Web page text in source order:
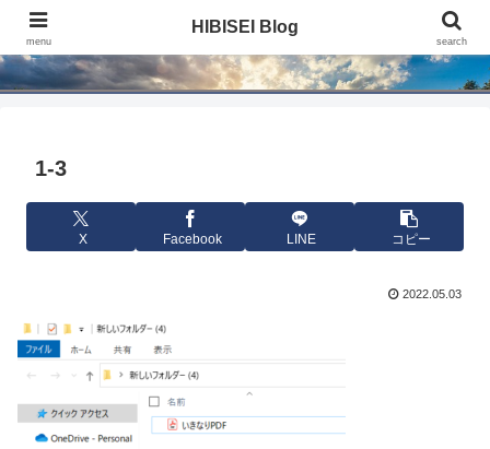
HIBISEI Blog
1-3
X Facebook LINE コピー
2022.05.03
menu
HIBISEI Blog
search